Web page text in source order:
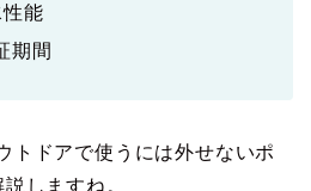
性能
期間
トドアで使うには外せないポ
しますね。